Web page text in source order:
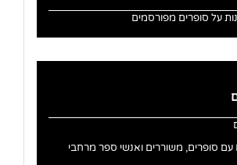
עם סופרים, משוררים ואנשי ספר מרחבי